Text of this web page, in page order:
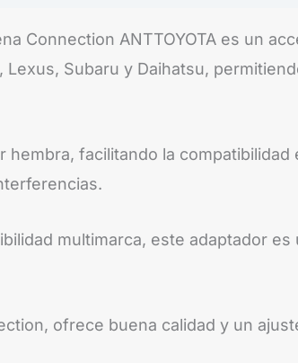
Connection ANTTOYOTA es un
Lexus, Subaru y Daihatsu,
hembra, facilitando la
multimarca, este adaptador
ofrece buena calidad y un